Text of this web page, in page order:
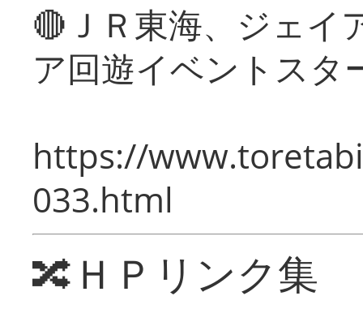
🔴ＪＲ東海、ジェイ
ア回遊イベントスタ
https://
033.html
🔀ＨＰリンク集